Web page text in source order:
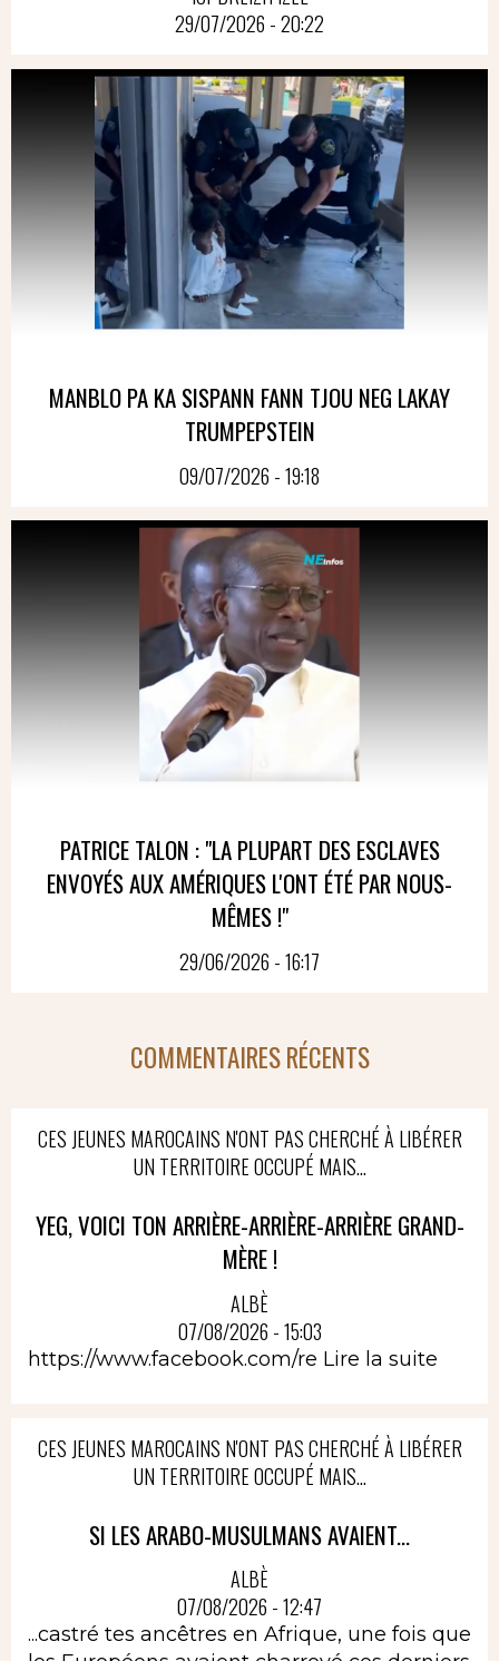
29/07/2026 - 20:22
MANBLO PA KA SISPANN FANN TJOU NEG LAKAY
TRUMPEPSTEIN
09/07/2026 - 19:18
PATRICE TALON : "LA PLUPART DES ESCLAVES
ENVOYÉS AUX AMÉRIQUES L'ONT ÉTÉ PAR NOUS-
MÊMES !"
29/06/2026 - 16:17
COMMENTAIRES RÉCENTS
CES JEUNES MAROCAINS N'ONT PAS CHERCHÉ À LIBÉRER
UN TERRITOIRE OCCUPÉ MAIS...
YEG, VOICI TON ARRIÈRE-ARRIÈRE-ARRIÈRE GRAND-
MÈRE !
ALBÈ
07/08/2026 - 15:03
https://www.facebook.com/re Lire la suite
CES JEUNES MAROCAINS N'ONT PAS CHERCHÉ À LIBÉRER
UN TERRITOIRE OCCUPÉ MAIS...
SI LES ARABO-MUSULMANS AVAIENT...
ALBÈ
07/08/2026 - 12:47
...castré tes ancêtres en Afrique, une fois que